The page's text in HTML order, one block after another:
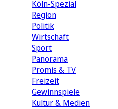
Köln-Spezial
Region
Politik
Wirtschaft
Sport
Panorama
Promis & TV
Freizeit
Gewinnspiele
Kultur & Medien